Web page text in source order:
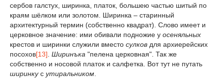
сербов галстух, ширинка, платок, большею частью шитый по
краям шёлком или золотом. Ширинка – старинный
архитектурный термин (собственно квадрат). Слово имеет и
церковное значение: ими обивали подножие у осеняльных
крестов и ширинки служили вместо сулков для архиерейских
посохов[13] Ширинъка "пелена церковная". Так же
собственно и носовой платок и салфетка. Вот тут не путать
ширинкус утиральником